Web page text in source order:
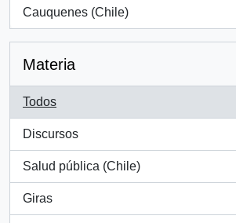
Cauquenes (Chile)
, 1 resultados
Materia
Todos
Discursos
, 8 resultados
Salud pública (Chile)
, 4 resultados
Giras
, 4 resultados